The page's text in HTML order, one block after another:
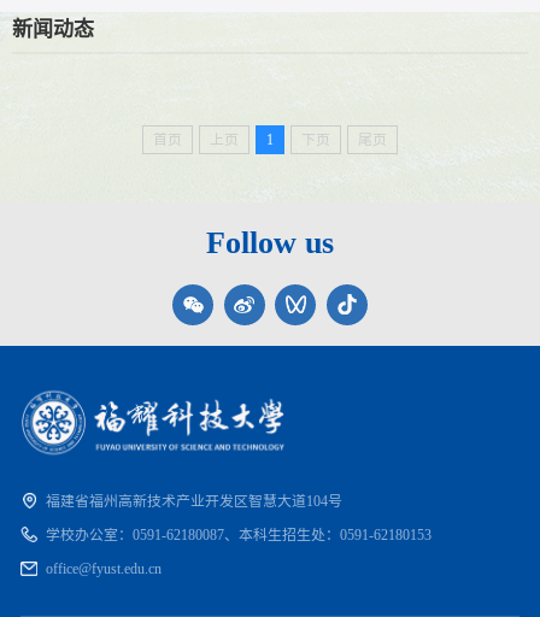
新闻动态
首页 上页 1 下页 尾页
Follow us
福建省福州高新技术产业开发区智慧大道104号
学校办公室：0591-62180087、本科生招生处：0591-62180153
office@fyust.edu.cn